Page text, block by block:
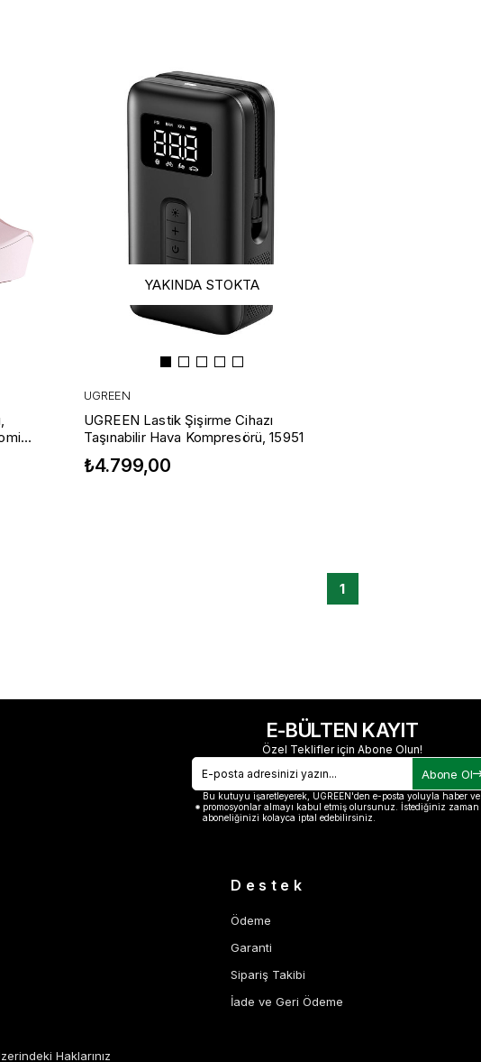
YAKINDA STOKTA
UGREEN
UGREEN Lastik Şişirme Cihazı
Taşınabilir Hava Kompresörü, 15951
₺4.799,00
1
E-BÜLTEN KAYIT
Özel Teklifler için Abone Olun!
Abone Ol
Bu kutuyu işaretleyerek, UGREEN'den e-posta yoluyla haber ve
promosyonlar almayı kabul etmiş olursunuz. İstediğiniz zaman
aboneliğinizi kolayca iptal edebilirsiniz.
Haklarınız
Destek
Ödeme
Garanti
Sipariş Takibi
İade ve Geri Ödeme